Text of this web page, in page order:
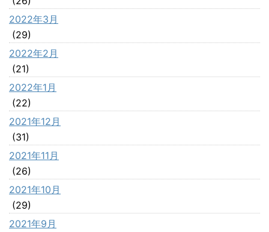
2022年3月
(29)
2022年2月
(21)
2022年1月
(22)
2021年12月
(31)
2021年11月
(26)
2021年10月
(29)
2021年9月